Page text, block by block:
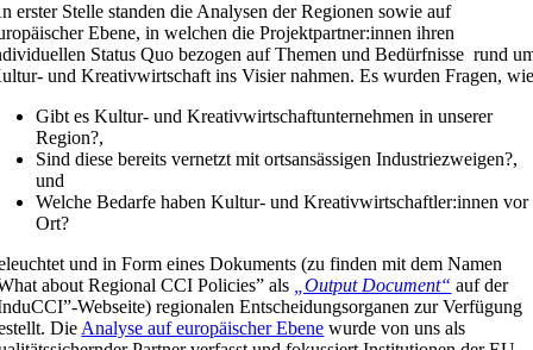
erster Stelle standen die Analysen der Regionen sowie auf
Ebene, in welchen die Projektpartner:innen ihren
Status Quo bezogen auf Themen und Bedürfnisse rund
und Kreativwirtschaft ins Visier nahmen. Es wurden Fragen,
Gibt es Kultur- und Kreativwirtschaftunternehmen in unserer
Region?,
Sind diese bereits vernetzt mit ortsansässigen Industriezweigen?,
und
Welche Bedarfe haben Kultur- und Kreativwirtschaftler:innen vor
Ort?
und in Form eines Dokuments (zu finden mit dem Namen
about Regional CCI Policies” als
„Output Document“ auf der
Webseite) regionalen Entscheidungsorganen zur Verfügung
Die Analyse auf europäischer Ebene wurde von uns als